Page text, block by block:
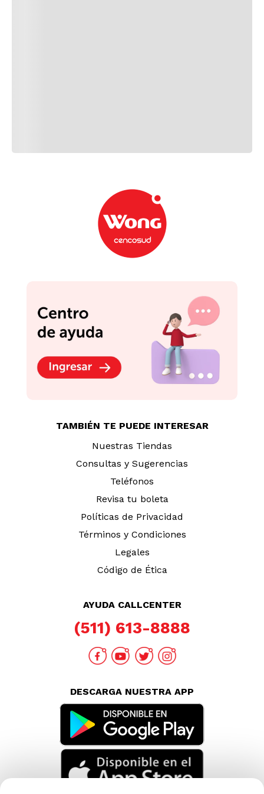
TAMBIÉN TE PUEDE INTERESAR
Nuestras Tiendas
Consultas y Sugerencias
Teléfonos
Revisa tu boleta
Políticas de Privacidad
Términos y Condiciones
Legales
Código de Ética
AYUDA CALLCENTER
(511) 613-8888
DESCARGA NUESTRA APP